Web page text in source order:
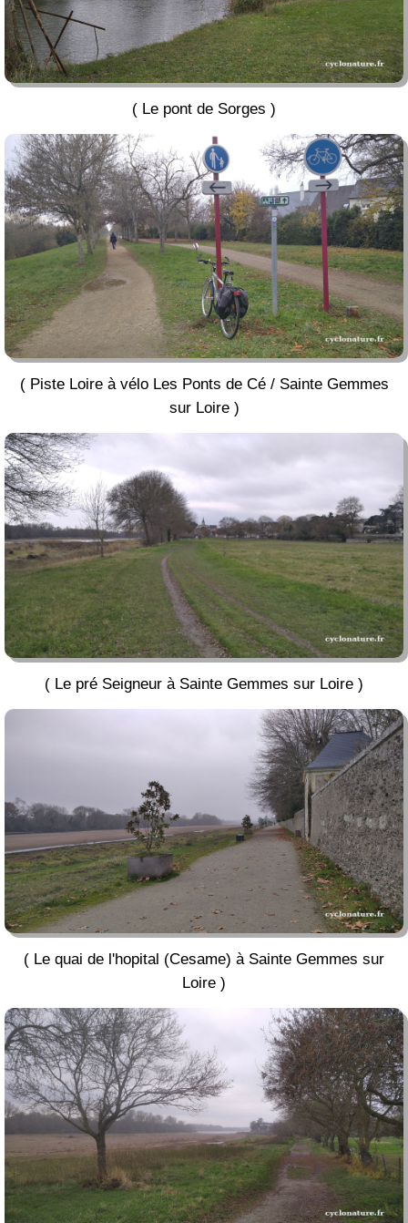
( Le pont de Sorges )
( Piste Loire à vélo Les Ponts de Cé / Sainte Gemmes
sur Loire )
( Le pré Seigneur à Sainte Gemmes sur Loire )
( Le quai de l'hopital (Cesame) à Sainte Gemmes sur
Loire )